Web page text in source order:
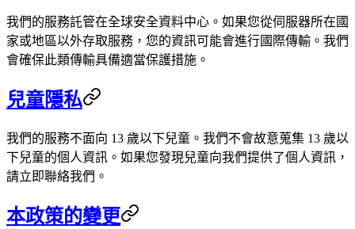
我們的服務託管在全球安全資料中心。如果您從伺服器所在國
家或地區以外存取服務，您的資訊可能會進行國際傳輸。我們
會確保此類傳輸具備適當保護措施。
兒童隱私
我們的服務不面向 13 歲以下兒童。我們不會故意蒐集 13 歲以
下兒童的個人資訊。如果您發現兒童向我們提供了個人資訊，
請立即聯絡我們。
本政策的變更